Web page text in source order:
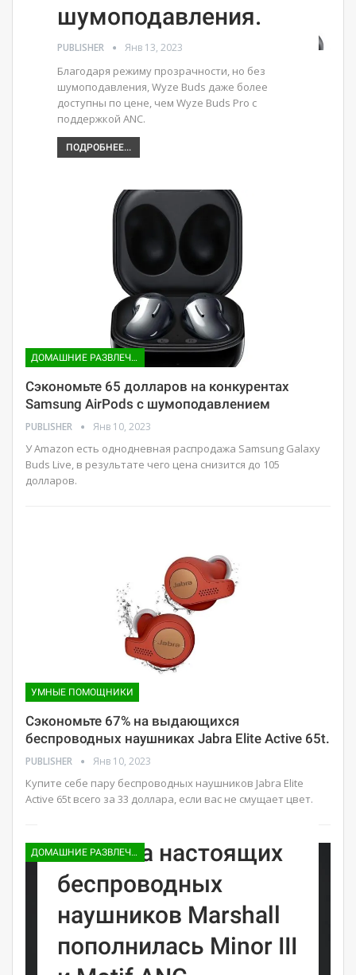
шумоподавления.
PUBLISHER Янв 13, 2023
Благодаря режиму прозрачности, но без
шумоподавления, Wyze Buds даже более
доступны по цене, чем Wyze Buds Pro с
поддержкой ANC.
ПОДРОБНЕЕ...
ДОМАШНИЕ РАЗВЛЕЧЕНИЯ
Сэкономьте 65 долларов на конкурентах
Samsung AirPods с шумоподавлением
PUBLISHER Янв 10, 2023
У Amazon есть однодневная распродажа Samsung Galaxy
Buds Live, в результате чего цена снизится до 105
долларов.
УМНЫЕ ПОМОЩНИКИ
Сэкономьте 67% на выдающихся
беспроводных наушниках Jabra Elite Active 65t.
PUBLISHER Янв 10, 2023
Купите себе пару беспроводных наушников Jabra Elite
Active 65t всего за 33 доллара, если вас не смущает цвет.
ДОМАШНИЕ РАЗВЛЕЧЕНИЯ
Линейка настоящих
беспроводных
наушников Marshall
пополнилась Minor III